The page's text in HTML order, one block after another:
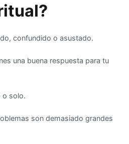
confundido o asustado.
una buena respuesta para tu
o solo.
son demasiado grandes